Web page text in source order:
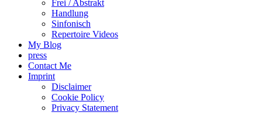
Frei / Abstrakt
Handlung
Sinfonisch
Repertoire Videos
My Blog
press
Contact Me
Imprint
Disclaimer
Cookie Policy
Privacy Statement